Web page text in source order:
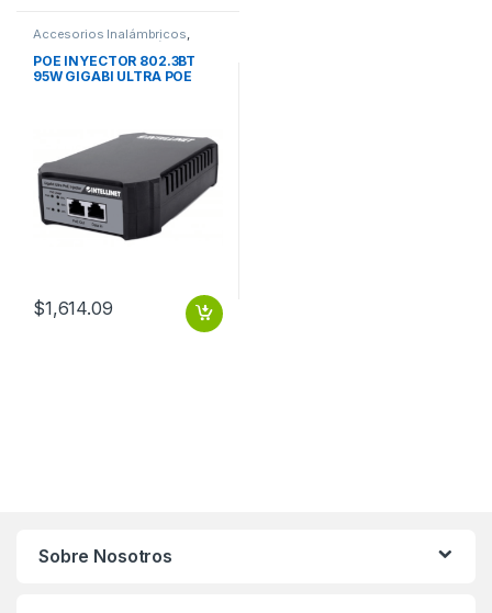
Accesorios Inalámbricos,
Puntos de Venta y Códigos de
Barra
POE INYECTOR 802.3BT
95W GIGABI ULTRA POE
$1,614.09
Sobre Nosotros